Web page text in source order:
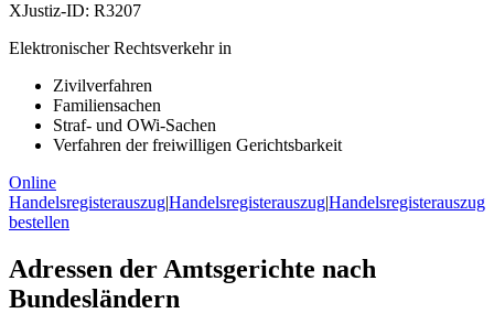
XJustiz-ID: R3207
Elektronischer Rechtsverkehr in
Zivilverfahren
Familiensachen
Straf- und OWi-Sachen
Verfahren der freiwilligen Gerichtsbarkeit
Online
Handelsregisterauszug|Handelsregisterauszug|Handelsregisterauszug
bestellen
Adressen der Amtsgerichte nach
Bundesländern